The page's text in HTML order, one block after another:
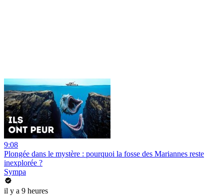
9:08
Plongée dans le mystère : pourquoi la fosse des Mariannes reste
inexplorée ?
Sympa
il y a 9 heures